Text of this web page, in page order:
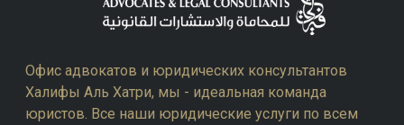
Офис адвокатов и юридических консультантов
Халифы Аль Хатри, мы - идеальная команда
юристов. Все наши юридические услуги по всем